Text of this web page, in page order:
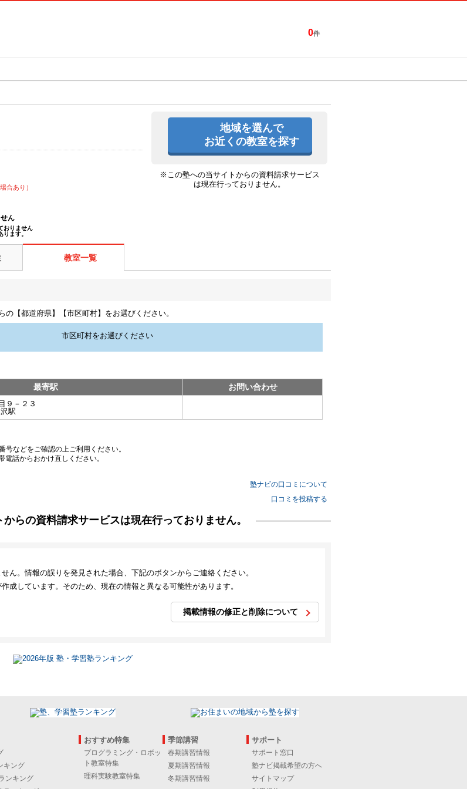
0件
合あり）
ん
おりません
ます。
地域を選んで
お近くの教室を探す
※この塾への当サイトからの資料請求サービス
は現在行っておりません。
教室一覧
【都道府県】【市区町村】をお選びください。
最寄駅 お問い合わせ
９－２３
駅
などをご確認の上ご利用ください。
話からおかけ直しください。
塾ナビの口コミについて
口コミを投稿する
らの資料請求サービスは現在行っておりません。
ん。情報の誤りを発見された場合、下記のボタンからご連絡ください。
成しています。そのため、現在の情報と異なる可能性があります。
掲載情報の修正と削除について
キング
ンキング
おすすめ特集
プログラミング・ロボッ
ト教室特集
理科実験教室特集
季節講習
春期講習情報
夏期講習情報
冬期講習情報
サポート
サポート窓口
塾ナビ掲載希望の方へ
サイトマップ